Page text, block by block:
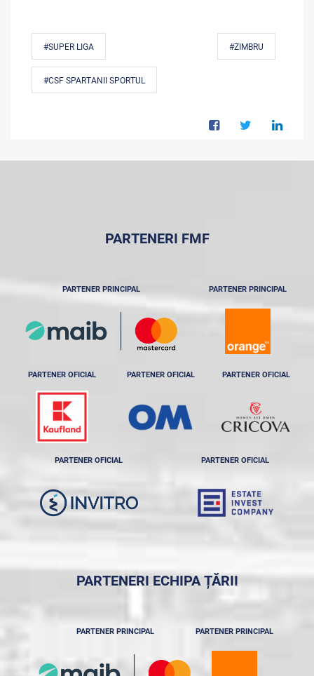
#SUPER LIGA #ZIMBRU
#CSF SPARTANII SPORTUL
PARTENERI FMF
PARTENER PRINCIPAL PARTENER PRINCIPAL
PARTENER OFICIAL PARTENER OFICIAL PARTENER OFICIAL
PARTENER OFICIAL PARTENER OFICIAL
PARTENERI ECHIPA ȚĂRII
PARTENER PRINCIPAL PARTENER PRINCIPAL